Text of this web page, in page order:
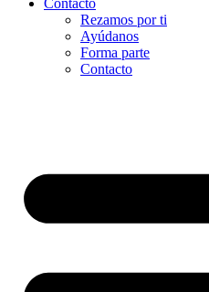
Contacto
Rezamos por ti
Ayúdanos
Forma parte
Contacto